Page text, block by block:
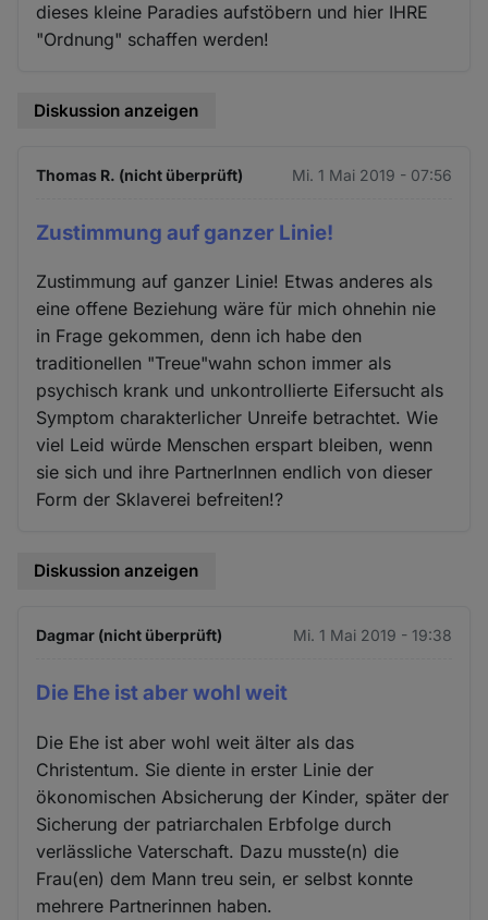
dieses kleine Paradies aufstöbern und hier IHRE
"Ordnung" schaffen werden!
Diskussion anzeigen
Thomas R. (nicht überprüft) Mi. 1 Mai 2019 - 07:56
Zustimmung auf ganzer Linie!
Zustimmung auf ganzer Linie! Etwas anderes als
eine offene Beziehung wäre für mich ohnehin nie
in Frage gekommen, denn ich habe den
traditionellen "Treue"wahn schon immer als
psychisch krank und unkontrollierte Eifersucht als
Symptom charakterlicher Unreife betrachtet. Wie
viel Leid würde Menschen erspart bleiben, wenn
sie sich und ihre PartnerInnen endlich von dieser
Form der Sklaverei befreiten!?
Diskussion anzeigen
Dagmar (nicht überprüft) Mi. 1 Mai 2019 - 19:38
Die Ehe ist aber wohl weit
Die Ehe ist aber wohl weit älter als das
Christentum. Sie diente in erster Linie der
ökonomischen Absicherung der Kinder, später der
Sicherung der patriarchalen Erbfolge durch
verlässliche Vaterschaft. Dazu musste(n) die
Frau(en) dem Mann treu sein, er selbst konnte
mehrere Partnerinnen haben.